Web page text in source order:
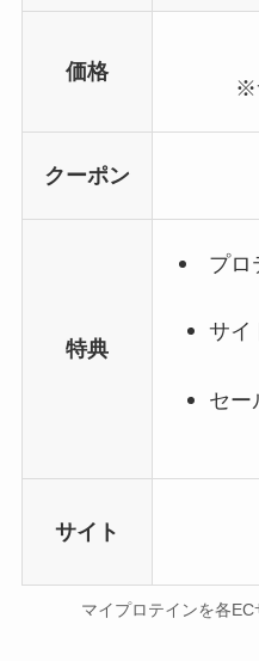
価格
※
クーポン
特典
プロ
サイ
セー
サイト
マイプロテインを各